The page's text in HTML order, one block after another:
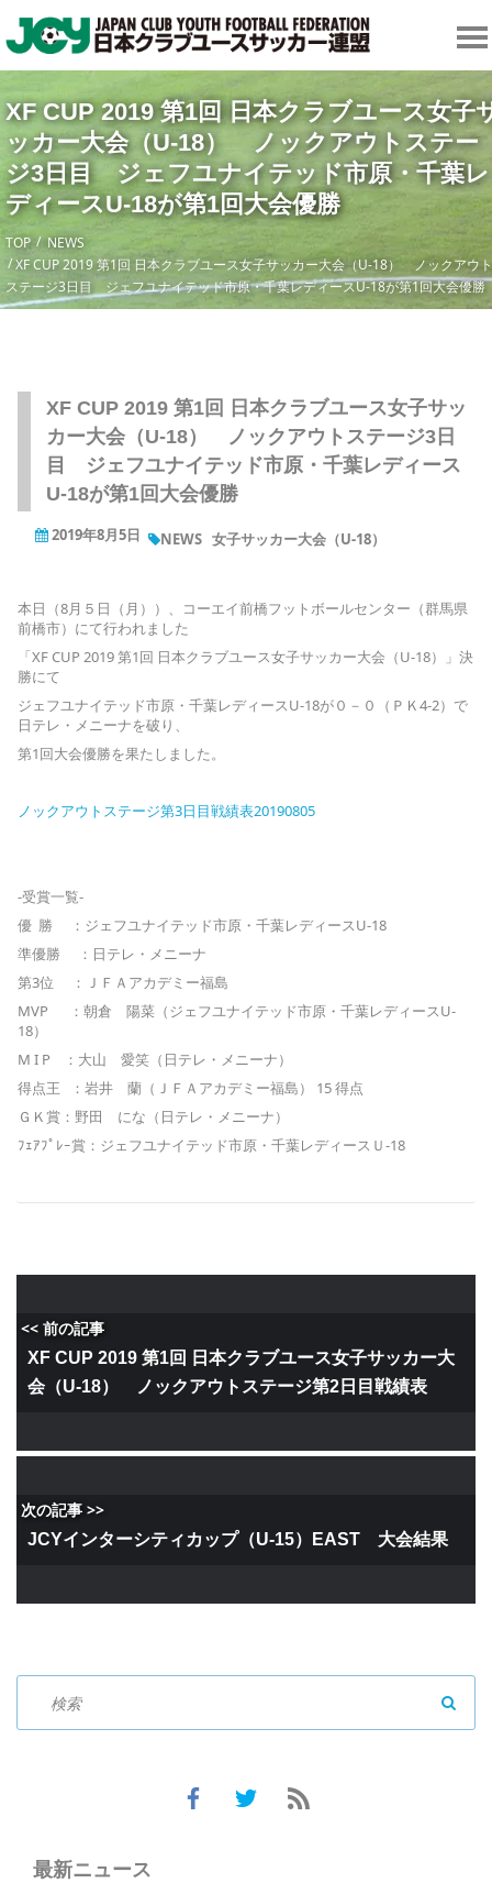
XF CUP 2019 第1回 日本クラブユース女子
ッカー大会（U-18） ノックアウトステー
ジ3日目 ジェフユナイテッド市原・千葉レ
ディースU-18が第1回大会優勝
TOP
NEWS
XF CUP 2019 第1回 日本クラブユース女子サッカー大会（U-18） ノックアウト
ステージ3日目 ジェフユナイテッド市原・千葉レディースU-18が第1回大会優勝
XF CUP 2019 第1回 日本クラブユース女子サッ
カー大会（U-18） ノックアウトステージ3日
目 ジェフユナイテッド市原・千葉レディース
U-18が第1回大会優勝
2019年8月5日 NEWS 女子サッカー大会（U-18）
本日（8月５日（月））、コーエイ前橋フットボールセンター（群馬県
前橋市）にて行われました
「XF CUP 2019 第1回 日本クラブユース女子サッカー大会（U-18）」決
勝にて
ジェフユナイテッド市原・千葉レディースU-18が０－０（ＰＫ4-2）で
日テレ・メニーナを破り、
第1回大会優勝を果たしました。
ノックアウトステージ第3日目戦績表20190805
‐受賞一覧‐
優 勝 ：ジェフユナイテッド市原・千葉レディースU-18
準優勝 ：日テレ・メニーナ
第3位 ：ＪＦＡアカデミー福島
MVP ：朝倉 陽菜（ジェフユナイテッド市原・千葉レディースU-
18）
M I P ：大山 愛笑（日テレ・メニーナ）
得点王 ：岩井 蘭（ＪＦＡアカデミー福島） 15 得点
ＧＫ賞：野田 にな（日テレ・メニーナ）
ﾌｪｱﾌﾟﾚｰ賞：ジェフユナイテッド市原・千葉レディースＵ-18
<< 前の記事
XF CUP 2019 第1回 日本クラブユース女子サッカー大
会（U-18） ノックアウトステージ第2日目戦績表
次の記事 >>
JCYインターシティカップ（U-15）EAST 大会結果
最新ニュース